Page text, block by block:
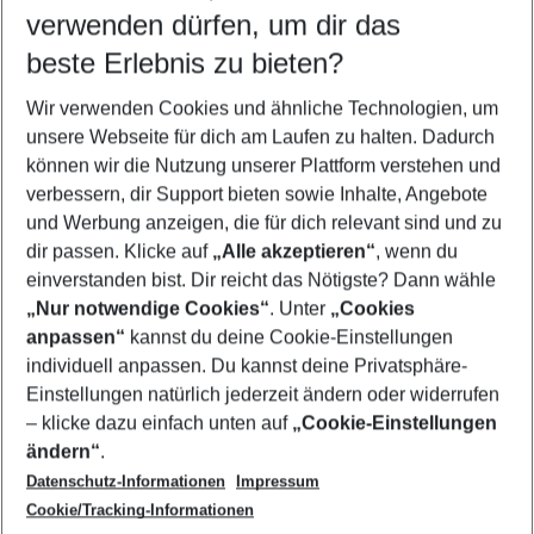
Wähle deinen Reisezeitraum
5-8 Nächte
2 Erwachsene Keine Kinder
Mehr Filter anzeigen
Footer
Footer navigation
Über uns
AGB
Bestpreisgarantie
Cookie-Einstellungen ändern
Cookie-Richtlinie
Agenturbetreuung
Barrierefreies Reisen
Folge uns
verwenden dürfen, um dir das
beste Erlebnis zu bieten?
Wir verwenden Cookies und ähnliche Technologien, um
unsere Webseite für dich am Laufen zu halten. Dadurch
können wir die Nutzung unserer Plattform verstehen und
verbessern, dir Support bieten sowie Inhalte, Angebote
und Werbung anzeigen, die für dich relevant sind und zu
dir passen. Klicke auf „Alle akzeptieren“, wenn du
einverstanden bist. Dir reicht das Nötigste? Dann wähle
„Nur notwendige Cookies“. Unter „Cookies
anpassen“ kannst du deine Cookie-Einstellungen
individuell anpassen. Du kannst deine Privatsphäre-
Einstellungen natürlich jederzeit ändern oder widerrufen
– klicke dazu einfach unten auf „Cookie-Einstellungen
ändern“.
Datenschutz-Informationen
Impressum
Cookie/Tracking-Informationen